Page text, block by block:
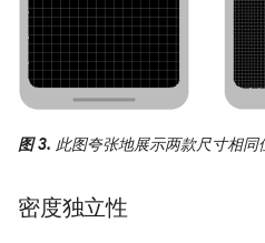
图 3. 此图夸张地展示两款尺寸相同
密度独立性